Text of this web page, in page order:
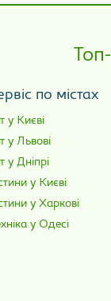
по містах
у Києві
у Львові
у Дніпрі
у Києві
у Харкові
у Одесі